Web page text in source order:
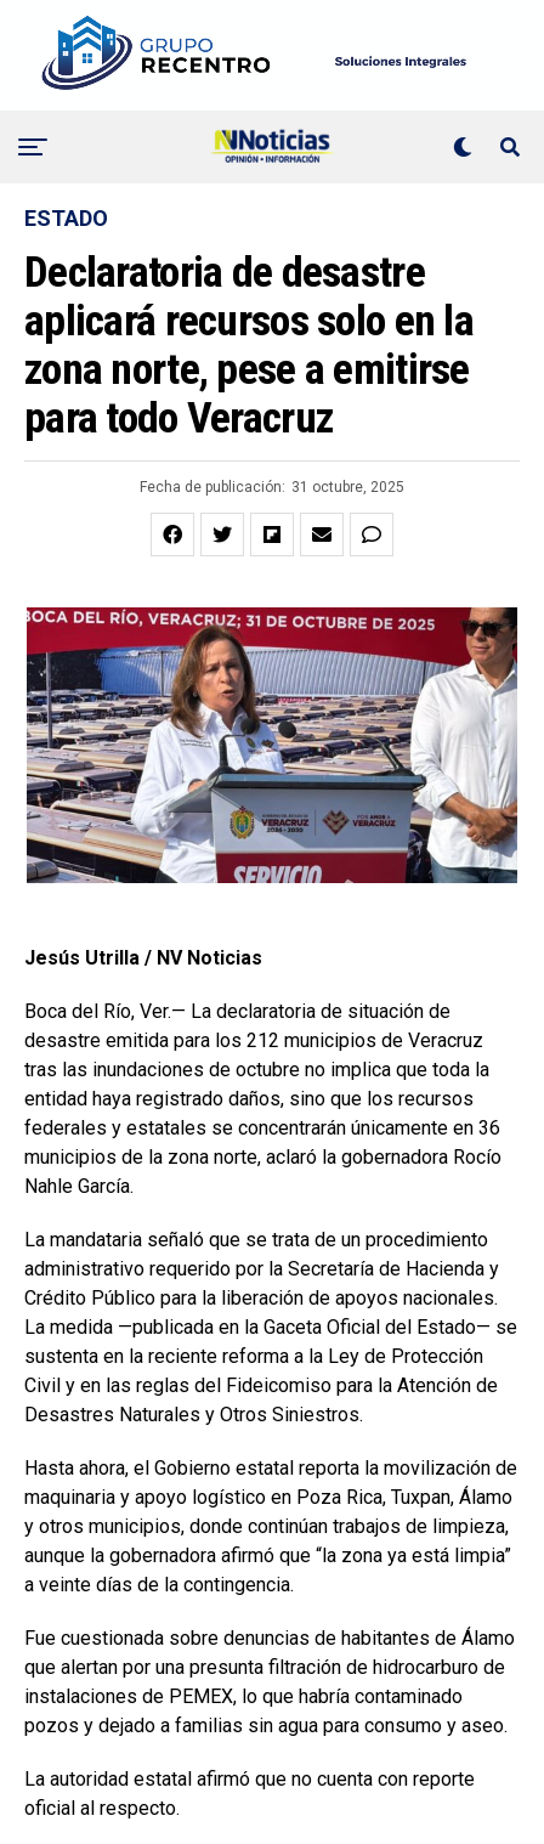
ESTADO
Declaratoria de desastre
aplicará recursos solo en la
zona norte, pese a emitirse
para todo Veracruz
Fecha de publicación: 31 octubre, 2025
Jesús Utrilla / NV Noticias
Boca del Río, Ver.— La declaratoria de situación de
desastre emitida para los 212 municipios de Veracruz
tras las inundaciones de octubre no implica que toda la
entidad haya registrado daños, sino que los recursos
federales y estatales se concentrarán únicamente en 36
municipios de la zona norte, aclaró la gobernadora Rocío
Nahle García.
La mandataria señaló que se trata de un procedimiento
administrativo requerido por la Secretaría de Hacienda y
Crédito Público para la liberación de apoyos nacionales.
La medida —publicada en la Gaceta Oficial del Estado— se
sustenta en la reciente reforma a la Ley de Protección
Civil y en las reglas del Fideicomiso para la Atención de
Desastres Naturales y Otros Siniestros.
Hasta ahora, el Gobierno estatal reporta la movilización de
maquinaria y apoyo logístico en Poza Rica, Tuxpan, Álamo
y otros municipios, donde continúan trabajos de limpieza,
aunque la gobernadora afirmó que “la zona ya está limpia”
a veinte días de la contingencia.
Fue cuestionada sobre denuncias de habitantes de Álamo
que alertan por una presunta filtración de hidrocarburo de
instalaciones de PEMEX, lo que habría contaminado
pozos y dejado a familias sin agua para consumo y aseo.
La autoridad estatal afirmó que no cuenta con reporte
oficial al respecto.